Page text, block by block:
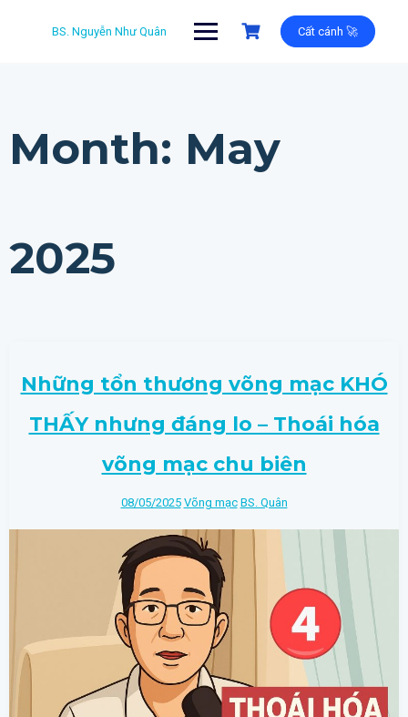
BS. Nguyễn Như Quân Cất cánh 🚀
Month: May
2025
Những tổn thương võng mạc KHÓ
THẤY nhưng đáng lo – Thoái hóa
võng mạc chu biên
08/05/2025 Võng mạc BS. Quân